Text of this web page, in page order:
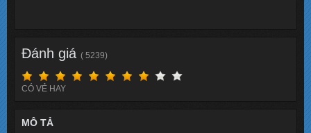
Đánh giá ( 5239)
CÓ VẺ HAY
MÔ TẢ